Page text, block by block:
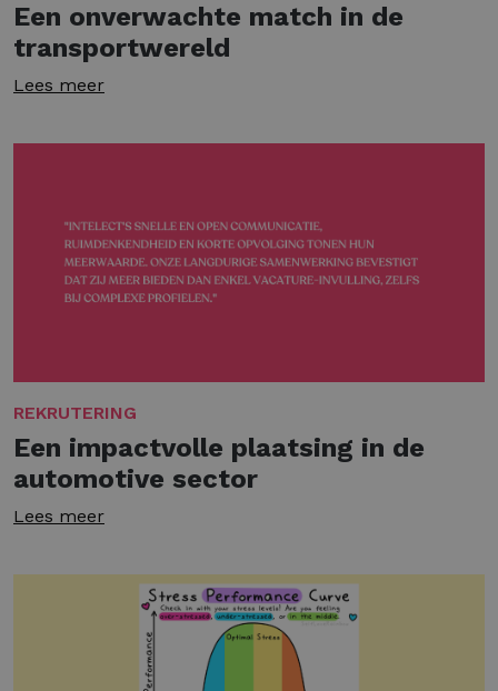
Een onverwachte match in de
transportwereld
Lees meer
REKRUTERING
Een impactvolle plaatsing in de
automotive sector
Lees meer